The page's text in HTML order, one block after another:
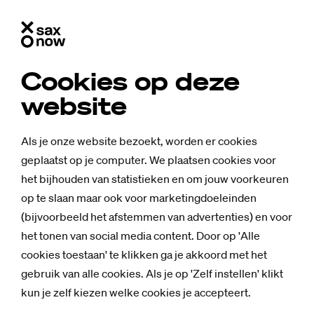
Cookies op deze
website
Als je onze website bezoekt, worden er cookies
geplaatst op je computer. We plaatsen cookies voor
het bijhouden van statistieken en om jouw voorkeuren
op te slaan maar ook voor marketingdoeleinden
(bijvoorbeeld het afstemmen van advertenties) en voor
het tonen van social media content. Door op 'Alle
cookies toestaan' te klikken ga je akkoord met het
gebruik van alle cookies. Als je op 'Zelf instellen' klikt
kun je zelf kiezen welke cookies je accepteert.
Nieuws
Stu­dent die ver­